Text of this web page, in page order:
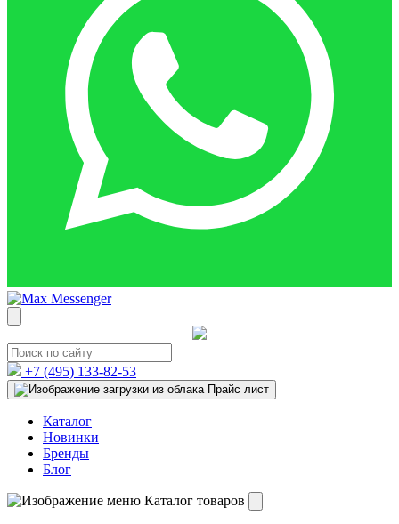
+7 (495) 133-82-53
Прайс лист
Каталог
Новинки
Бренды
Блог
Каталог товаров